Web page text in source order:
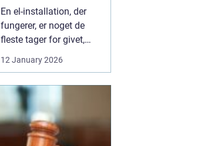
En el-installation, der
fungerer, er noget de
fleste tager for givet,
eller en stikkontakt bliver
problemer, kan det
hurtigt blive både utrygt
og dyrt, hvis der ikke
reageres rigtigt. Derfor
12 January 2026